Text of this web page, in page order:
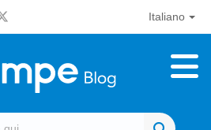
Italiano